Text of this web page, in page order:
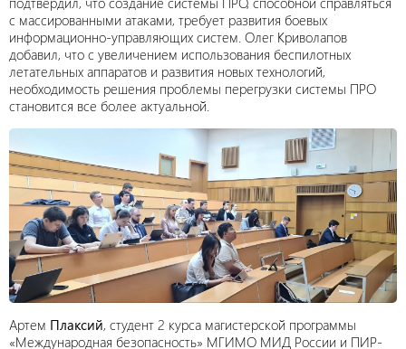
с массированными атаками, требует развития боевых
информационно-управляющих систем. Олег Криволапов
добавил, что с увеличением использования беспилотных
летательных аппаратов и развития новых технологий,
необходимость решения проблемы перегрузки системы ПРО
становится все более актуальной.
Артем Плаксий, студент 2 курса магистерской программы
«Международная безопасность» МГИМО МИД России и ПИР-